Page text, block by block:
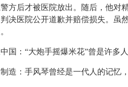
方后才被医院放出。随后，他对
决医院公开道歉并赔偿损失。虽
国： “大炮手摇爆米花”曾是许多
造： 手风琴曾经是一代人的记忆